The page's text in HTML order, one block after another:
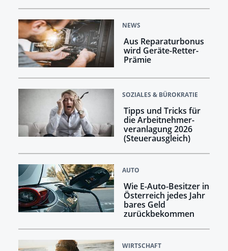
NEWS
Aus Reparaturbonus
wird Geräte-Retter-
Prämie
SOZIALES & BÜROKRATIE
Tipps und Tricks für
die Arbeitnehmer­
veranlagung 2026
(Steuerausgleich)
AUTO
Wie E-Auto-Besitzer in
Österreich jedes Jahr
bares Geld
zurückbekommen
WIRTSCHAFT